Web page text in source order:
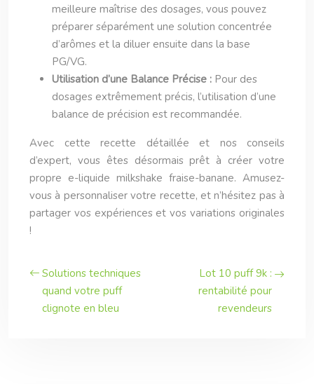
meilleure maîtrise des dosages, vous pouvez
préparer séparément une solution concentrée
d’arômes et la diluer ensuite dans la base
PG/VG.
Utilisation d’une Balance Précise : Pour des
dosages extrêmement précis, l’utilisation d’une
balance de précision est recommandée.
Avec cette recette détaillée et nos conseils
d’expert, vous êtes désormais prêt à créer votre
propre e-liquide milkshake fraise-banane. Amusez-
vous à personnaliser votre recette, et n’hésitez pas à
partager vos expériences et vos variations originales
!
Solutions techniques
quand votre puff
clignote en bleu
Lot 10 puff 9k :
rentabilité pour
revendeurs